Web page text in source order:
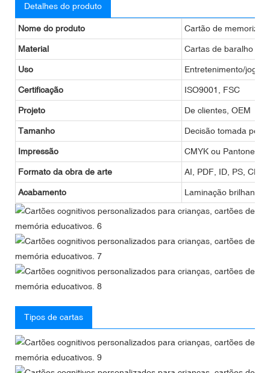
Detalhes do produto
Nome do produto Cartão de
Material Cartas de baralho de
Uso Entretenimento/jogos
Certificação ISO9001, FSC
Projeto De clientes, OEM
Tamanho Decisão tomada pelo
Impressão CMYK ou Pantone
Formato da obra de arte AI, PDF, ID, PS, CDR
Acabamento Laminação brilhante
Tipos de cartas